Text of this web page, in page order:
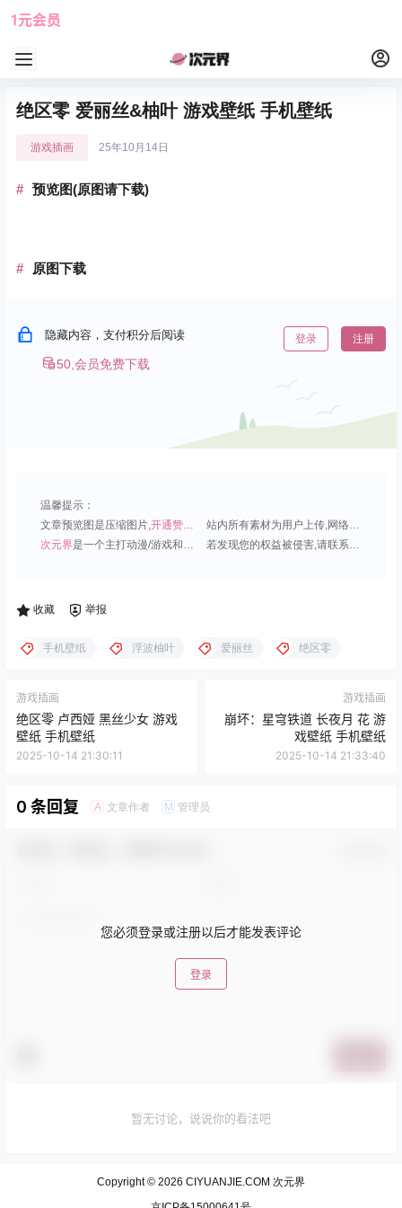
1元会员
绝区零 爱丽丝&柚叶 游戏壁纸 手机壁纸
游戏插画 25年10月14日
预览图(原图请下载)
原图下载
隐藏内容，支付积分后阅读
50,会员免费下载
登录 注册
温馨提示：
文章预览图是压缩图片,开通赞助会员 可免费下载超清原图;
站内所有素材为用户上传,网络分享或原创,请勿用于商业用途;
次元界是一个主打动漫/游戏和虚拟偶像角色的插画壁纸平台; 若发现您的权益被侵害,请联系QQ1815919191,我们尽快处理.
收藏 举报
手机壁纸 浮波柚叶 爱丽丝 绝区零
游戏插画
绝区零 卢西娅 黑丝少女 游戏
壁纸 手机壁纸
2025-10-14 21:30:11
游戏插画
崩坏：星穹铁道 长夜月 花 游
戏壁纸 手机壁纸
2025-10-14 21:33:40
0 条回复 A 文章作者 M 管理员
您必须登录或注册以后才能发表评论
登录
暂无讨论，说说你的看法吧
Copyright © 2026 CIYUANJIE.COM 次元界